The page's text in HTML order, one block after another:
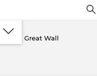
W
d
Great Wall